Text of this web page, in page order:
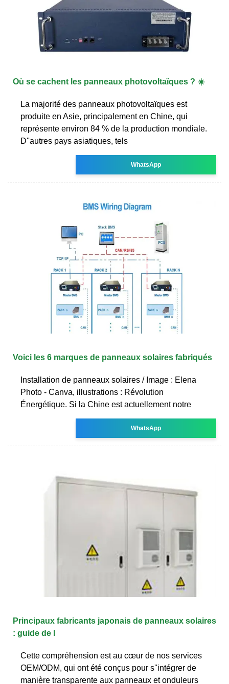
Où se cachent les panneaux photovoltaïques ? ☀️
La majorité des panneaux photovoltaïques est
produite en Asie, principalement en Chine, qui
représente environ 84 % de la production mondiale.
D''autres pays asiatiques, tels
WhatsApp
Voici les 6 marques de panneaux solaires fabriqués
Installation de panneaux solaires / Image : Elena
Photo - Canva, illustrations : Révolution
Énergétique. Si la Chine est actuellement notre
WhatsApp
Principaux fabricants japonais de panneaux solaires
: guide de l
Cette compréhension est au cœur de nos services
OEM/ODM, qui ont été conçus pour s''intégrer de
manière transparente aux panneaux et onduleurs